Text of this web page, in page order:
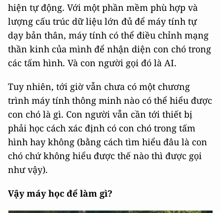
hiện tự động. Với một phần mềm phù hợp và
lượng cấu trúc dữ liệu lớn đủ để máy tính tự
dạy bản thân, máy tính có thể điều chỉnh mạng
thần kinh của mình để nhận diện con chó trong
các tấm hình. Và con người gọi đó là AI.
Tuy nhiên, tới giờ vẫn chưa có một chương
trình máy tính thông minh nào có thể hiểu được
con chó là gì. Con người vẫn cần tới thiết bị
phải học cách xác định có con chó trong tấm
hình hay không (bằng cách tìm hiểu đâu là con
chó chứ không hiểu được thế nào thì được gọi
như vậy).
Vậy máy học để làm gì?